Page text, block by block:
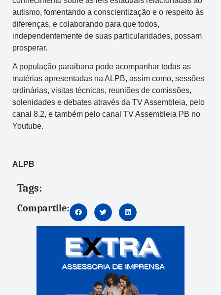
autismo, fomentando a conscientização e o respeito às
diferenças, e colaborando para que todos,
independentemente de suas particularidades, possam
prosperar.
A população paraibana pode acompanhar todas as
matérias apresentadas na ALPB, assim como, sessões
ordinárias, visitas técnicas, reuniões de comissões,
solenidades e debates através da TV Assembleia, pelo
canal 8.2, e também pelo canal TV Assembleia PB no
Youtube.
ALPB
Tags:
Compartile: